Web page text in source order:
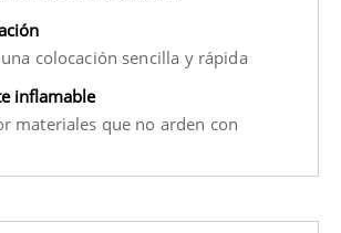
colocación sencilla y rápida
inflamable
materiales que no arden con